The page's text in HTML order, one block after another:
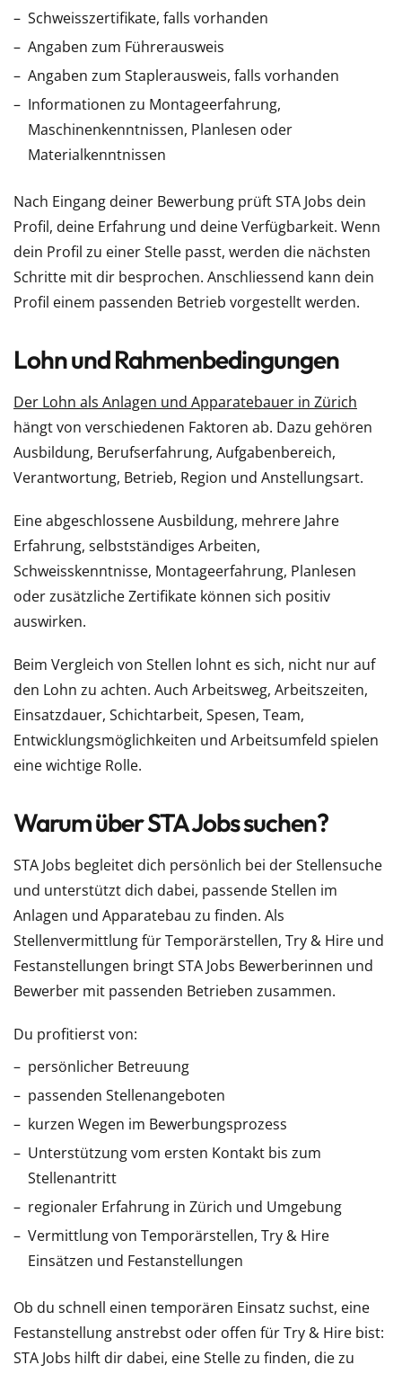
Schweisszertifikate, falls vorhanden
Angaben zum Führerausweis
Angaben zum Staplerausweis, falls vorhanden
Informationen zu Montageerfahrung,
Maschinenkenntnissen, Planlesen oder
Materialkenntnissen
Nach Eingang deiner Bewerbung prüft STA Jobs dein
Profil, deine Erfahrung und deine Verfügbarkeit. Wenn
dein Profil zu einer Stelle passt, werden die nächsten
Schritte mit dir besprochen. Anschliessend kann dein
Profil einem passenden Betrieb vorgestellt werden.
Lohn und Rahmenbedingungen
Der Lohn als Anlagen und Apparatebauer in Zürich
hängt von verschiedenen Faktoren ab. Dazu gehören
Ausbildung, Berufserfahrung, Aufgabenbereich,
Verantwortung, Betrieb, Region und Anstellungsart.
Eine abgeschlossene Ausbildung, mehrere Jahre
Erfahrung, selbstständiges Arbeiten,
Schweisskenntnisse, Montageerfahrung, Planlesen
oder zusätzliche Zertifikate können sich positiv
auswirken.
Beim Vergleich von Stellen lohnt es sich, nicht nur auf
den Lohn zu achten. Auch Arbeitsweg, Arbeitszeiten,
Einsatzdauer, Schichtarbeit, Spesen, Team,
Entwicklungsmöglichkeiten und Arbeitsumfeld spielen
eine wichtige Rolle.
Warum über STA Jobs suchen?
STA Jobs begleitet dich persönlich bei der Stellensuche
und unterstützt dich dabei, passende Stellen im
Anlagen und Apparatebau zu finden. Als
Stellenvermittlung für Temporärstellen, Try & Hire und
Festanstellungen bringt STA Jobs Bewerberinnen und
Bewerber mit passenden Betrieben zusammen.
Du profitierst von:
persönlicher Betreuung
passenden Stellenangeboten
kurzen Wegen im Bewerbungsprozess
Unterstützung vom ersten Kontakt bis zum
Stellenantritt
regionaler Erfahrung in Zürich und Umgebung
Vermittlung von Temporärstellen, Try & Hire
Einsätzen und Festanstellungen
Ob du schnell einen temporären Einsatz suchst, eine
Festanstellung anstrebst oder offen für Try & Hire bist:
STA Jobs hilft dir dabei, eine Stelle zu finden, die zu